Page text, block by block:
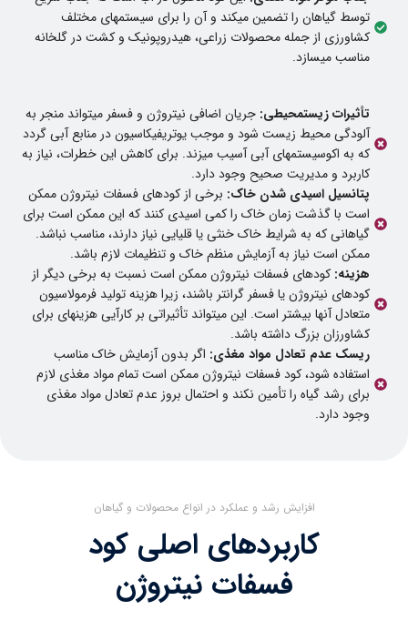
توسط گیاهان را تضمین میکند و آن را برای سیستمهای مختلف
کشاورزی از جمله محصولات زراعی، هیدروپونیک و کشت در گلخانه
مناسب میسازد.
تأثیرات زیستمحیطی: جریان اضافی نیتروژن و فسفر میتواند منجر به
آلودگی محیط زیست شود و موجب یوتریفیکاسیون در منابع آبی گردد
که به اکوسیستمهای آبی آسیب میزند. برای کاهش این خطرات، نیاز به
کاربرد و مدیریت صحیح وجود دارد.
پتانسیل اسیدی شدن خاک: برخی از کودهای فسفات نیتروژن ممکن
است با گذشت زمان خاک را کمی اسیدی کنند که این ممکن است برای
گیاهانی که به شرایط خاک خنثی یا قلیایی نیاز دارند، مناسب نباشد.
ممکن است نیاز به آزمایش منظم خاک و تنظیمات لازم باشد.
هزینه: کودهای فسفات نیتروژن ممکن است نسبت به برخی دیگر از
کودهای نیتروژن یا فسفر گرانتر باشند، زیرا هزینه تولید فرمولاسیون
متعادل آنها بیشتر است. این میتواند تأثیراتی بر کارآیی هزینهای برای
کشاورزان بزرگ داشته باشد.
ریسک عدم تعادل مواد مغذی: اگر بدون آزمایش خاک مناسب
استفاده شود، کود فسفات نیتروژن ممکن است تمام مواد مغذی لازم
برای رشد گیاه را تأمین نکند و احتمال بروز عدم تعادل مواد مغذی
وجود دارد.
افزایش رشد و عملکرد در انواع محصولات و گیاهان
کاربردهای اصلی کود
فسفات نیتروژن